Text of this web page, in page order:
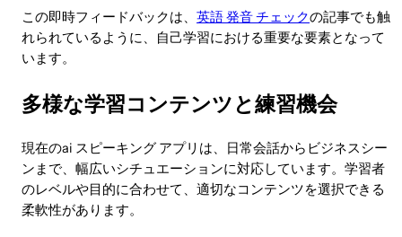
この即時フィードバックは、 英語 発音 チェックの記事でも触
れられているように、自己学習における重要な要素となって
います。
多様な学習コンテンツと練習機会
現在のai スピーキング アプリは、日常会話からビジネスシー
ンまで、幅広いシチュエーションに対応しています。学習者
のレベルや目的に合わせて、適切なコンテンツを選択できる
柔軟性があります。